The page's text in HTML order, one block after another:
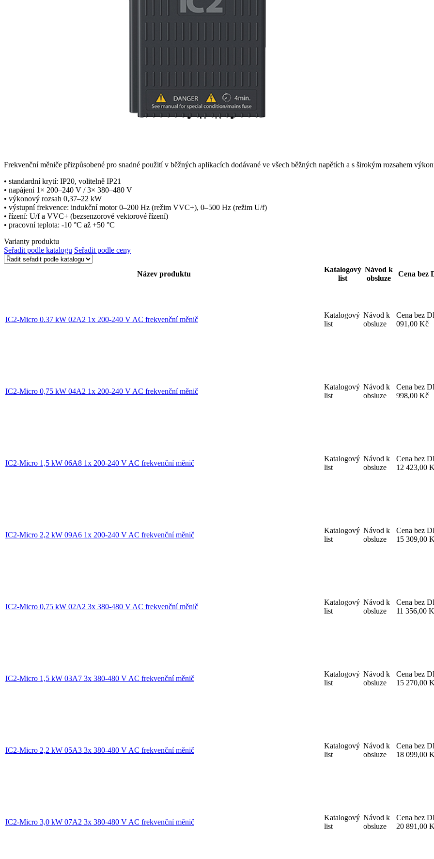
Frekvenční měniče přizpůsobené pro snadné použití v běžných aplikacích dodávané ve všech běžných napětích a s širokým rozsahem
• standardní krytí: IP20, volitelně IP21
• napájení 1× 200–240 V / 3× 380–480 V
• výkonový rozsah 0,37–22 kW
• výstupní frekvence: indukční motor 0–200 Hz (režim VVC+), 0–500 Hz (režim U/f)
• řízení: U/f a VVC+ (bezsenzorové vektorové řízení)
• pracovní teplota: -10 °C až +50 °C
Varianty produktu
Seřadit podle katalogu Seřadit podle ceny
Název produktu
Katalogový
list
Návod k
obsluze
Cena bez
IC2-Micro 0.37 kW 02A2 1x 200-240 V AC frekvenční měnič
Katalogový
list
Návod k
obsluze
Cena bez
091,00 Kč
IC2-Micro 0,75 kW 04A2 1x 200-240 V AC frekvenční měnič
Katalogový
list
Návod k
obsluze
Cena bez
998,00 Kč
IC2-Micro 1,5 kW 06A8 1x 200-240 V AC frekvenční měnič
Katalogový
list
Návod k
obsluze
Cena bez
12 423,00
IC2-Micro 2,2 kW 09A6 1x 200-240 V AC frekvenční měnič
Katalogový
list
Návod k
obsluze
Cena bez
15 309,00
IC2-Micro 0,75 kW 02A2 3x 380-480 V AC frekvenční měnič
Katalogový
list
Návod k
obsluze
Cena bez
11 356,00
IC2-Micro 1,5 kW 03A7 3x 380-480 V AC frekvenční měnič
Katalogový
list
Návod k
obsluze
Cena bez
15 270,00
IC2-Micro 2,2 kW 05A3 3x 380-480 V AC frekvenční měnič
Katalogový
list
Návod k
obsluze
Cena bez
18 099,00
IC2-Micro 3,0 kW 07A2 3x 380-480 V AC frekvenční měnič
Katalogový
list
Návod k
obsluze
Cena bez
20 891,00